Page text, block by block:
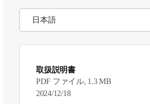
取扱説明書
PDF ファイル, 1.3 MB
2024/12/18